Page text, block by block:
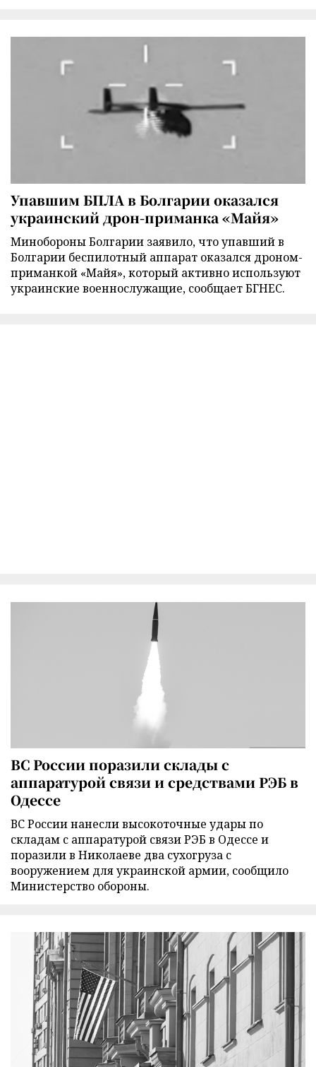
Упавшим БПЛА в Болгарии оказался
украинский дрон-приманка «Майя»
Минобороны Болгарии заявило, что упавший в
Болгарии беспилотный аппарат оказался дроном-
приманкой «Майя», который активно используют
украинские военнослужащие, сообщает БГНЕС.
ВС России поразили склады с
аппаратурой связи и средствами РЭБ в
Одессе
ВС России нанесли высокоточные удары по
складам с аппаратурой связи РЭБ в Одессе и
поразили в Николаеве два сухогруза с
вооружением для украинской армии, сообщило
Министерство обороны.